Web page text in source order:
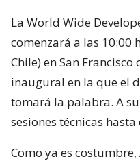
La World Wide
comenzará a las 10:00
Chile) en San
inaugural en la que el
tomará la palabra. A
sesiones técnicas hasta
Como ya es